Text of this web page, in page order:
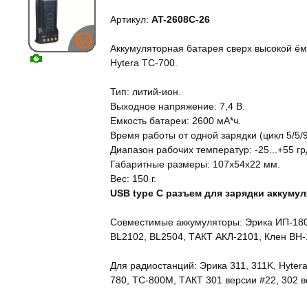
Артикул:AT-2608C-26
Аккумуляторная батарея сверх высокой
Hytera TC-700.
Тип: литий-ион.
Выходное напряжение: 7,4 В.
Емкость батареи: 2600 мА*ч.
Время работы от одной зарядки (цикл 5/5/
Диапазон рабочих температур: -25...+55
Габаритные размеры: 107х54х22 мм.
Вес: 150 г.
USB type C разъем для зарядки
Совместимые аккумуляторы: Эрика ИП-
BL2102, BL2504, ТАКТ АКЛ-2101, Клен BH-
Для радиостанций: Эрика 311, 311K,
780, TC-800M, ТАКТ 301 версии #22, 302